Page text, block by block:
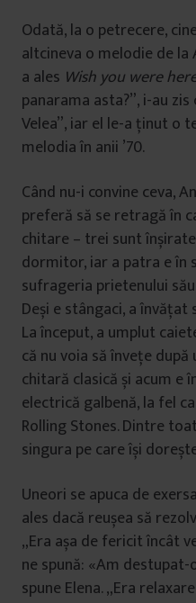
Odată, la o petrecere,
altcineva o melodie de
a ales Wish you were
panarama asta?”, i-au
Velea”, iar el le-a ținut o
melodia în anii ’70.
Când nu-i convine ceva,
preferă să se retragă în
chitare – trei sunt
dormitor, iar a patra e în
sufrageria prietenului
Deși e stângaci, a
La început, a umplut
că nu voia să învețe
chitară clasică și acum
electrică galbenă, la fel
Rolling Stones. Dintre
singura pe care își
Uneori se apuca de
ales dacă reușea să
„Era așa de fericit încât
ne spună: «Am destupat-
spune Elena. „Era